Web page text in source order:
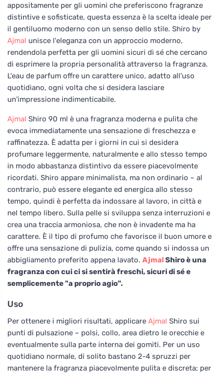
appositamente per gli uomini che preferiscono fragranze
distintive e sofisticate, questa essenza è la scelta ideale per
il gentiluomo moderno con un senso dello stile. Shiro by
Ajmal unisce l'eleganza con un approccio moderno,
rendendola perfetta per gli uomini sicuri di sé che cercano
di esprimere la propria personalità attraverso la fragranza.
L'eau de parfum offre un carattere unico, adatto all'uso
quotidiano, ogni volta che si desidera lasciare
un'impressione indimenticabile.
Ajmal Shiro 90 ml è una fragranza moderna e pulita che
evoca immediatamente una sensazione di freschezza e
raffinatezza. È adatta per i giorni in cui si desidera
profumare leggermente, naturalmente e allo stesso tempo
in modo abbastanza distintivo da essere piacevolmente
ricordati. Shiro appare minimalista, ma non ordinario – al
contrario, può essere elegante ed energica allo stesso
tempo, quindi è perfetta da indossare al lavoro, in città e
nel tempo libero. Sulla pelle si sviluppa senza interruzioni e
crea una traccia armoniosa, che non è invadente ma ha
carattere. È il tipo di profumo che favorisce il buon umore e
offre una sensazione di pulizia, come quando si indossa un
abbigliamento preferito appena lavato. AjmalShiro è una
fragranza con cui ci si sentirà freschi, sicuri di sé e
semplicemente "a proprio agio".
Uso
Per ottenere i migliori risultati, applicare Ajmal Shiro sui
punti di pulsazione – polsi, collo, area dietro le orecchie e
eventualmente sulla parte interna dei gomiti. Per un uso
quotidiano normale, di solito bastano 2-4 spruzzi per
mantenere la fragranza piacevolmente pulita e discreta; per